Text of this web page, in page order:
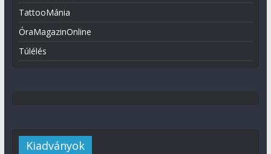
TattooMánia
ÓraMagazinOnline
Túlélés
Kiadványok